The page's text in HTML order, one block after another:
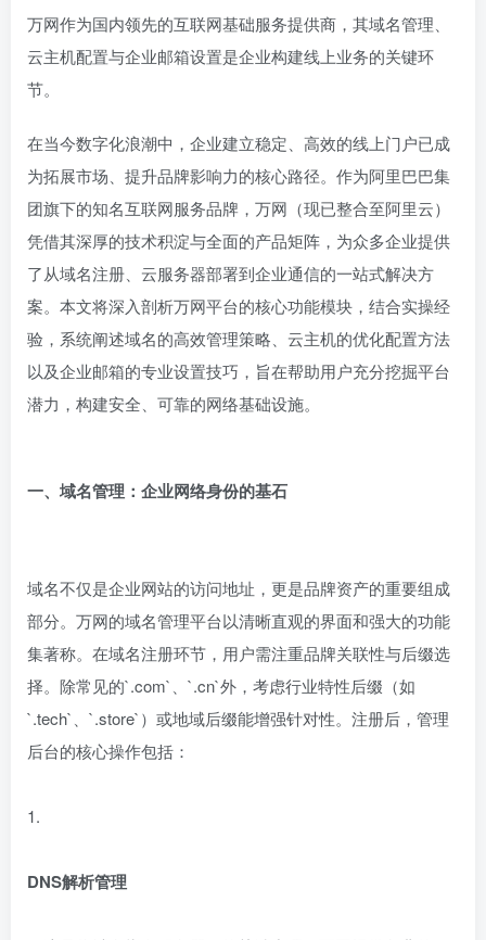
万网作为国内领先的互联网基础服务提供商，其域名管理、
云主机配置与企业邮箱设置是企业构建线上业务的关键环
节。
在当今数字化浪潮中，企业建立稳定、高效的线上门户已成
为拓展市场、提升品牌影响力的核心路径。作为阿里巴巴集
团旗下的知名互联网服务品牌，万网（现已整合至阿里云）
凭借其深厚的技术积淀与全面的产品矩阵，为众多企业提供
了从域名注册、云服务器部署到企业通信的一站式解决方
案。本文将深入剖析万网平台的核心功能模块，结合实操经
验，系统阐述域名的高效管理策略、云主机的优化配置方法
以及企业邮箱的专业设置技巧，旨在帮助用户充分挖掘平台
潜力，构建安全、可靠的网络基础设施。
一、域名管理：企业网络身份的基石
域名不仅是企业网站的访问地址，更是品牌资产的重要组成
部分。万网的域名管理平台以清晰直观的界面和强大的功能
集著称。在域名注册环节，用户需注重品牌关联性与后缀选
择。除常见的`.com`、`.cn`外，考虑行业特性后缀（如
`.tech`、`.store`）或地域后缀能增强针对性。注册后，管理
后台的核心操作包括：
1.
DNS解析管理